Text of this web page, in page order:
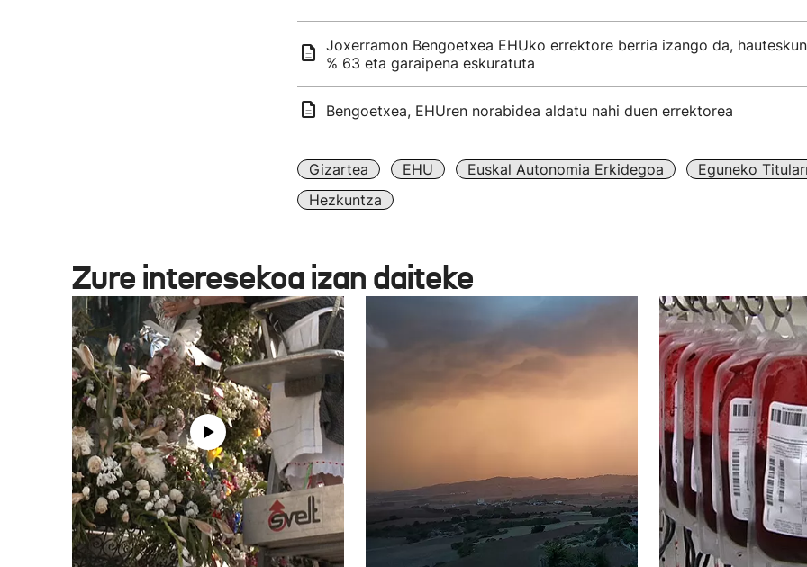
Joxerramon Bengoetxea EHUko errektore berria izango da,
% 63 eta garaipena eskuratuta
Bengoetxea, EHUren norabidea aldatu nahi duen errektorea
Gizartea EHU Euskal Autonomia Erkidegoa
Eguneko
Hezkuntza
Zure interesekoa izan daiteke